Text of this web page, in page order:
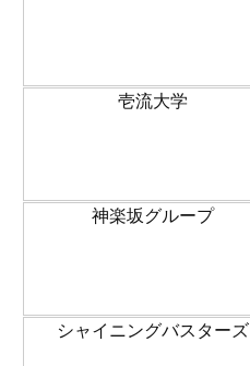
壱流大学
神楽坂グループ
シャイニングバスターズ